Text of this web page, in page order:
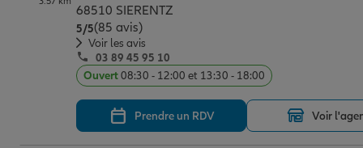
68510 SIERENTZ
5/5Note de 5 sur 5
(85 avis)
Voir les avis
03 89 45 95 10
Ouvert08:30 - 12:00 et 13:30 - 18:00
Prendre un RDV Voir